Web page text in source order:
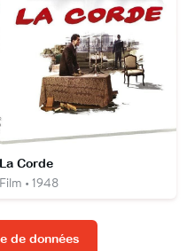
La Corde
Film • 1948
de données